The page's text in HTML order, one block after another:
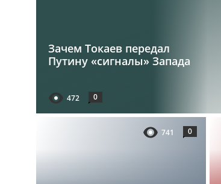
Зачем Токаев передал
Путину «сигналы» Запада
472 0
741 0